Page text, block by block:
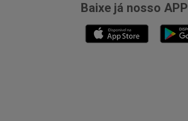
Baixe já nosso APP